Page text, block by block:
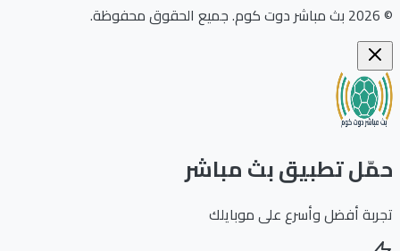
بث مباشر دوت كوم.جميع الحقوق محفوظة.
تطبيق بث مباشر
أفضل وأسرع على موبايلك